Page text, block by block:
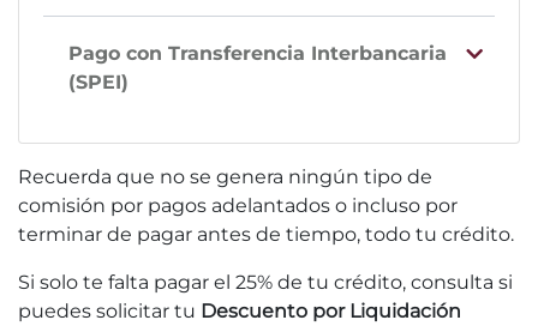
Pago con Transferencia Interbancaria
(SPEI)
Recuerda que no se genera ningún tipo de
comisión por pagos adelantados o incluso por
terminar de pagar antes de tiempo, todo tu crédito.
Si solo te falta pagar el 25% de tu crédito, consulta si
puedes solicitar tu Descuento por Liquidación